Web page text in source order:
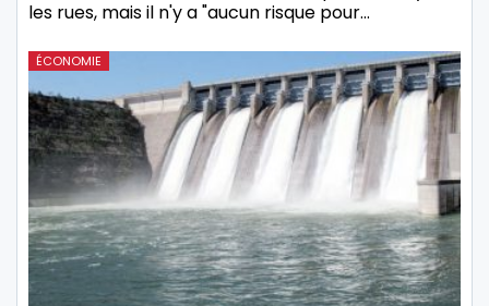
les rues, mais il n'y a "aucun risque pour…
ÉCONOMIE